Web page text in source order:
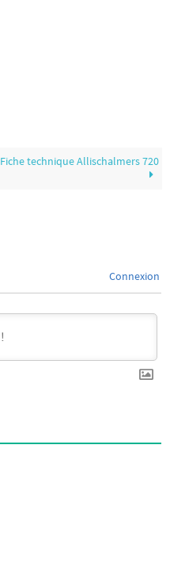
Fiche technique Allischalmers 720
Connexion